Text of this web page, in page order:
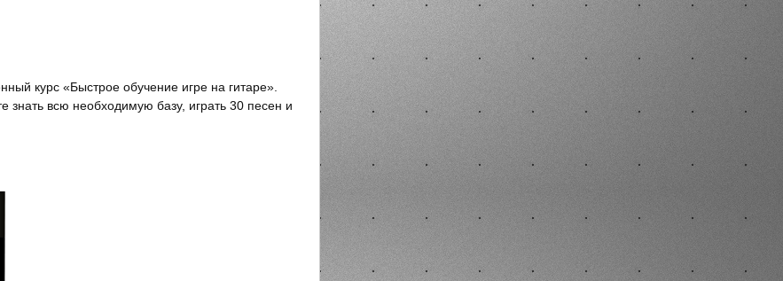
курс «Быстрое обучение игре на гитаре».
знать всю необходимую базу, играть 30 песен и